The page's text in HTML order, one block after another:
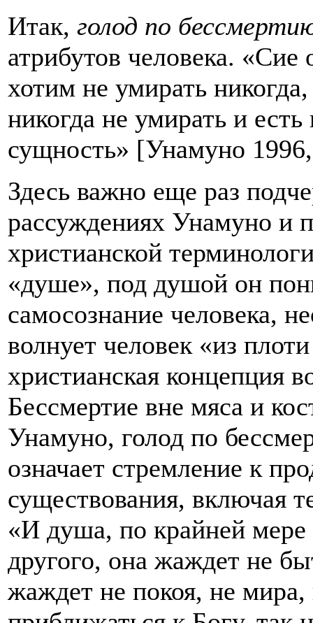
Итак, голод по
атрибутов человека. «Сие
хотим не умирать
никогда не умирать и
сущность» [Унамуно
Здесь важно еще раз
рассуждениях Унамуно и
христианской
«душе», под душой он
самосознание человека,
волнует человек «из
христианская концепция
Бессмертие вне мяса и
Унамуно, голод по
означает стремление к
существования, включая
«И душа, по крайней
другого, она жаждет не
жаждет не покоя, не мира,